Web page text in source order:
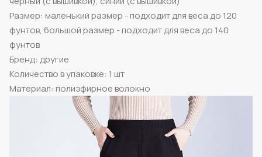
Размер: маленький размер - подходит для веса до 120
фунтов, большой размер - подходит для веса до 140
фунтов
Бренд: другие
Количество в упаковке: 1 шт
Материал: полиэфирное волокно